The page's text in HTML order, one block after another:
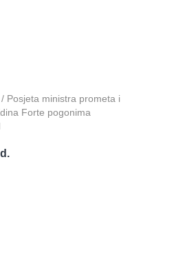
Posjeta ministra prometa i
Forte pogonima